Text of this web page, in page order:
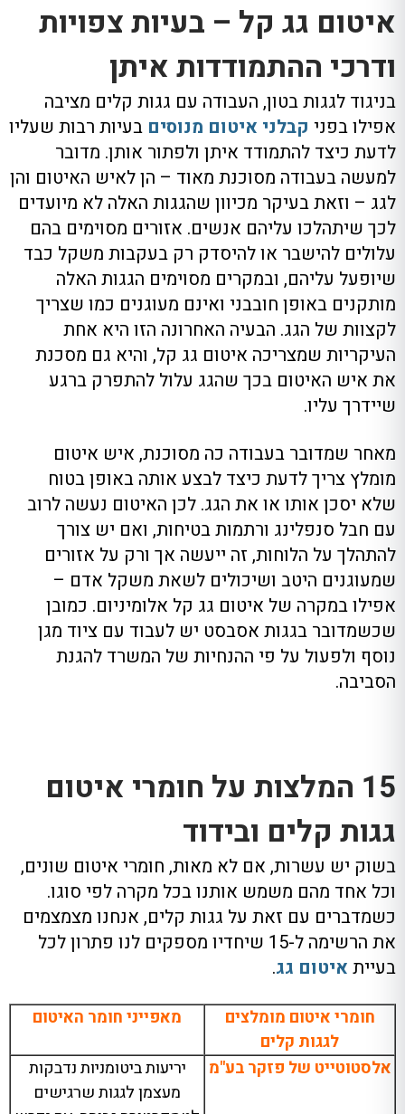
איטום גג קל – בעיות צפויות
ודרכי ההתמודדות איתן
בניגוד לגגות בטון, העבודה עם גגות קלים מציבה
אפילו בפני קבלני איטום מנוסים בעיות רבות שעליו
לדעת כיצד להתמודד איתן ולפתור אותן. מדובר
למעשה בעבודה מסוכנת מאוד – הן לאיש האיטום והן
לגג – וזאת בעיקר מכיוון שהגגות האלה לא מיועדים
לכך שיתהלכו עליהם אנשים. אזורים מסוימים בהם
עלולים להישבר או להיסדק רק בעקבות משקל כבד
שיופעל עליהם, ובמקרים מסוימים הגגות האלה
מותקנים באופן חובבני ואינם מעוגנים כמו שצריך
לקצוות של הגג. הבעיה האחרונה הזו היא אחת
העיקריות שמצריכה איטום גג קל, והיא גם מסכנת
את איש האיטום בכך שהגג עלול להתפרק ברגע
שיידרך עליו.
מאחר שמדובר בעבודה כה מסוכנת, איש איטום
מומלץ צריך לדעת כיצד לבצע אותה באופן בטוח
שלא יסכן אותו או את הגג. לכן האיטום נעשה לרוב
עם חבל סנפלינג ורתמות בטיחות, ואם יש צורך
להתהלך על הלוחות, זה ייעשה אך ורק על אזורים
שמעוגנים היטב ושיכולים לשאת משקל אדם –
אפילו במקרה של איטום גג קל אלומיניום. כמובן
שכשמדובר בגגות אסבסט יש לעבוד עם ציוד מגן
נוסף ולפעול על פי ההנחיות של המשרד להגנת
הסביבה.
15 המלצות על חומרי איטום
גגות קלים ובידוד
בשוק יש עשרות, אם לא מאות, חומרי איטום שונים,
וכל אחד מהם משמש אותנו בכל מקרה לפי סוגו.
כשמדברים עם זאת על גגות קלים, אנחנו מצמצמים
את הרשימה ל-15 שיחדיו מספקים לנו פתרון לכל
בעיית איטום גג.
חומרי איטום מומלצים
לגגות קלים
מאפייני חומר האיטום
אלסטוטייט של פזקר בע"מ
יריעות ביטומניות נדבקות
מעצמן לגגות שרגישים